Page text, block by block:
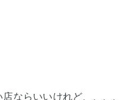
ならいいけれど、、、、